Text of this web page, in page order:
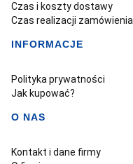
Czas i koszty dostawy
Czas realizacji zamówienia
INFORMACJE
Polityka prywatności
Jak kupować?
O NAS
Kontakt i dane firmy